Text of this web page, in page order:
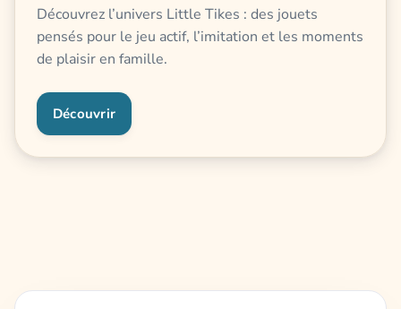
Découvrez l’univers Little Tikes : des jouets
pensés pour le jeu actif, l’imitation et les moments
de plaisir en famille.
Découvrir